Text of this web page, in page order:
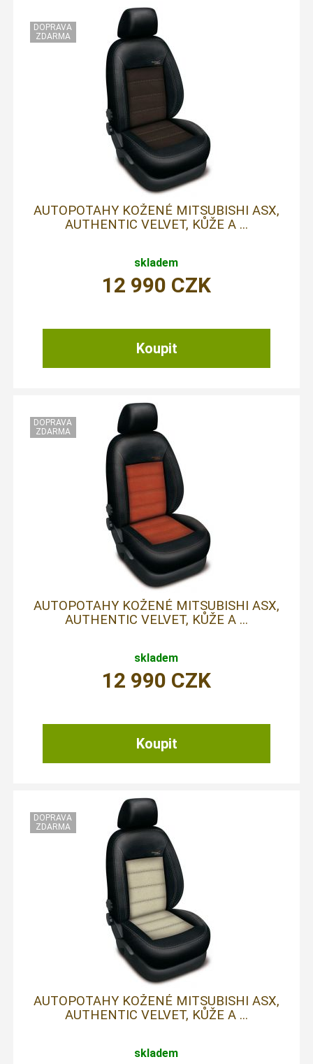
AUTOPOTAHY KOŽENÉ MITSUBISHI ASX,
AUTHENTIC VELVET, KŮŽE A ...
skladem
12 990 CZK
AUTOPOTAHY KOŽENÉ MITSUBISHI ASX,
AUTHENTIC VELVET, KŮŽE A ...
skladem
12 990 CZK
AUTOPOTAHY KOŽENÉ MITSUBISHI ASX,
AUTHENTIC VELVET, KŮŽE A ...
skladem